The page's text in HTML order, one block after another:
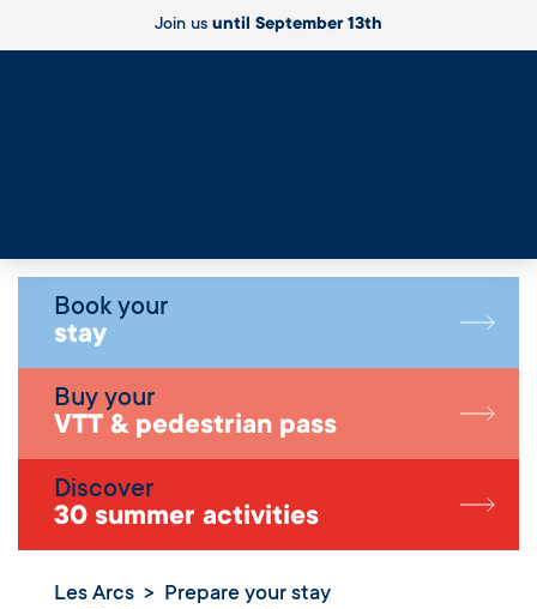
Join us until September 13th
Book your
stay
Buy your
VTT & pedestrian pass
Discover
30 summer activities
Les Arcs
Prepare your stay